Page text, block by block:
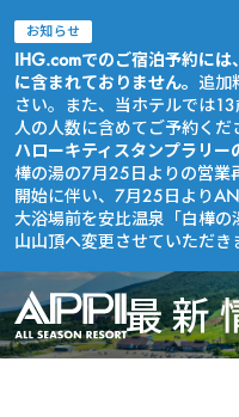
お知らせ
IHG.comでのご宿泊予約に
に含まれておりません。 追加
さい。また、当ホテルでは
人の人数に含めてご予約くだ
ハローキティスタンプラリー
樺の湯の7月25日よりの営業
開始に伴い、7月25日より
大浴場前を安比温泉「白樺
山山頂へ変更させていただき
最新